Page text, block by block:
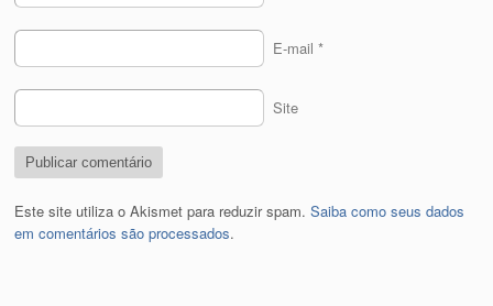
E-mail *
Site
Este site utiliza o Akismet para reduzir spam.Saiba como seus dados
em comentários são processados.